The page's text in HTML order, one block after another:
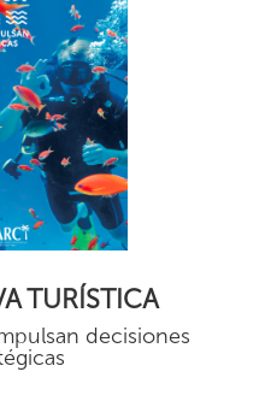
TURÍSTICA
decisiones